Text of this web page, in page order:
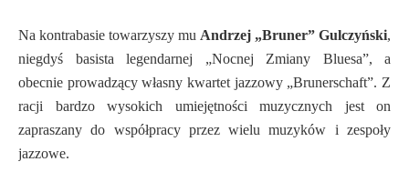
Na kontrabasie towarzyszy mu Andrzej „Bruner” Gulczyński,
niegdyś basista legendarnej „Nocnej Zmiany Bluesa”, a
obecnie prowadzący własny kwartet jazzowy „Brunerschaft”. Z
racji bardzo wysokich umiejętności muzycznych jest on
zapraszany do współpracy przez wielu muzyków i zespoły
jazzowe.